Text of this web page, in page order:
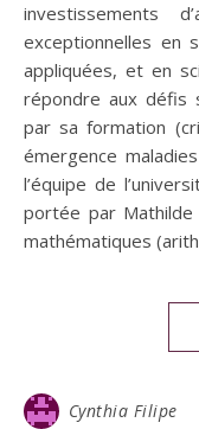
investissements
exceptionnelles en
appliquées, et en
répondre aux défis
par sa formation
émergence
l’équipe de
portée par Mathilde
mathématiques
Cynthia Filipe